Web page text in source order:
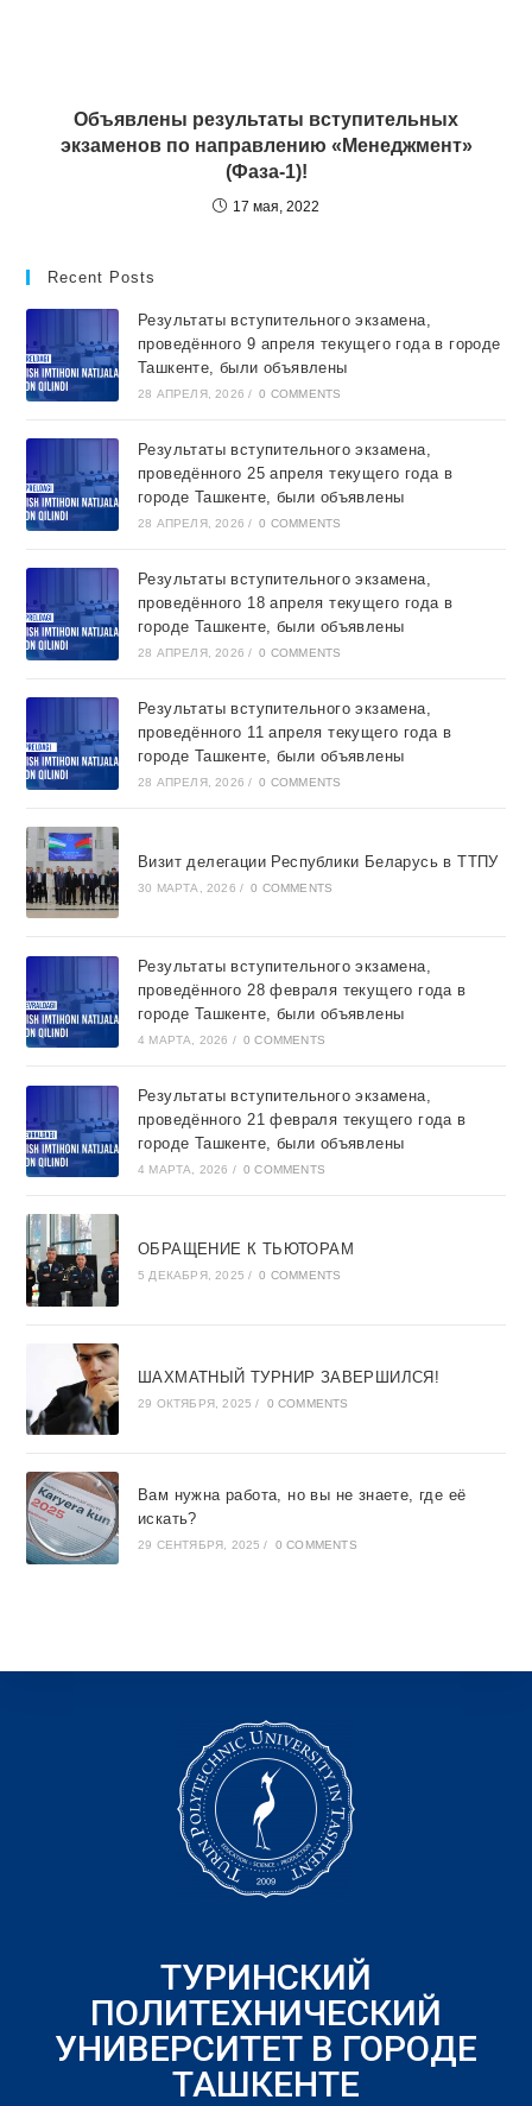
Объявлены результаты вступительных
экзаменов по направлению «Менеджмент»
(Фаза-1)!
17 мая, 2022
Recent Posts
Результаты вступительного экзамена,
проведённого 9 апреля текущего года в городе
Ташкентe, были объявлены
28 АПРЕЛЯ, 2026 / 0 COMMENTS
Результаты вступительного экзамена,
проведённого 25 апреля текущего года в
городе Ташкентe, были объявлены
28 АПРЕЛЯ, 2026 / 0 COMMENTS
Результаты вступительного экзамена,
проведённого 18 апреля текущего года в
городе Ташкентe, были объявлены
28 АПРЕЛЯ, 2026 / 0 COMMENTS
Результаты вступительного экзамена,
проведённого 11 апреля текущего года в
городе Ташкентe, были объявлены
28 АПРЕЛЯ, 2026 / 0 COMMENTS
Визит делегации Республики Беларусь в ТТПУ
30 МАРТА, 2026 / 0 COMMENTS
Результаты вступительного экзамена,
проведённого 28 февраля текущего года в
городе Ташкентe, были объявлены
4 МАРТА, 2026 / 0 COMMENTS
Результаты вступительного экзамена,
проведённого 21 февраля текущего года в
городе Ташкентe, были объявлены
4 МАРТА, 2026 / 0 COMMENTS
ОБРАЩЕНИЕ К ТЬЮТОРАМ
5 ДЕКАБРЯ, 2025 / 0 COMMENTS
ШАХМАТНЫЙ ТУРНИР ЗАВЕРШИЛСЯ!
29 ОКТЯБРЯ, 2025 / 0 COMMENTS
Вам нужна работа, но вы не знаете, где её
искать?
29 СЕНТЯБРЯ, 2025 / 0 COMMENTS
ТУРИНСКИЙ
ПОЛИТЕХНИЧЕСКИЙ
УНИВЕРСИТЕТ В ГОРОДЕ
ТАШКЕНТЕ